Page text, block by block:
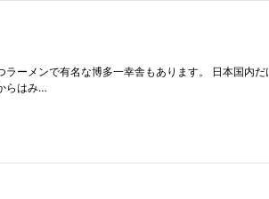
ーメンで有名な博多一幸舎もあります。 日本国内
らはみ…